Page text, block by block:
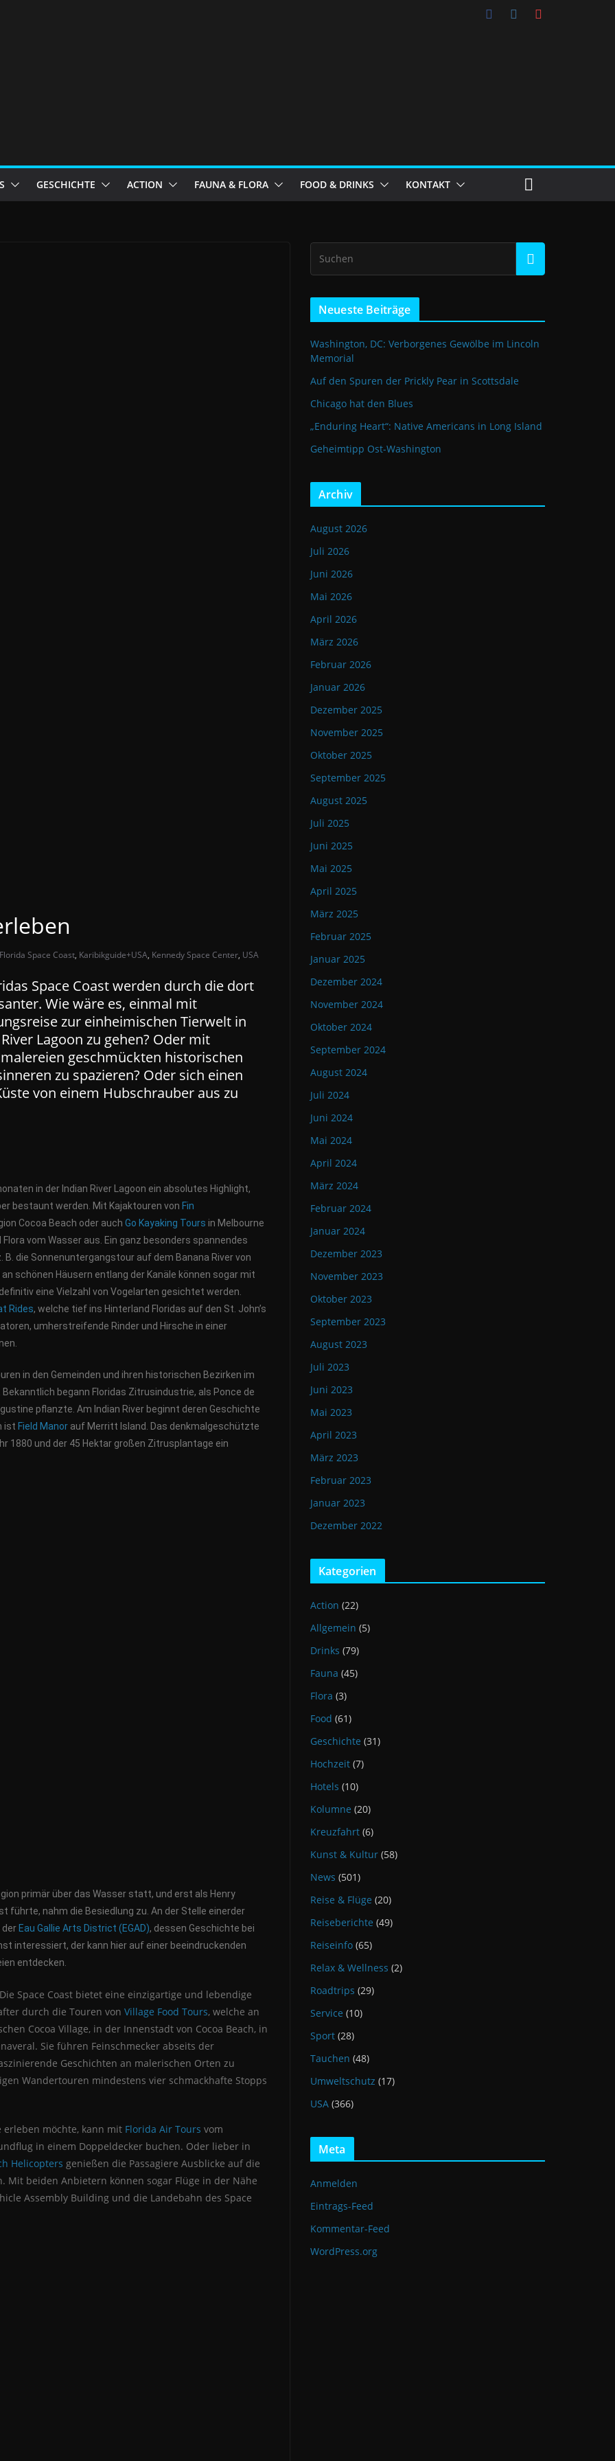
GESCHICHTE ACTION FAUNA & FLORA FOOD & DRINKS KONTAKT
Florida Space Coast, Karibikguide+USA, Kennedy Space Center, USA
Space Coast werden durch die dort
Wie wäre es, einmal mit
zur einheimischen Tierwelt in
Lagoon zu gehen? Oder mit
geschmückten historischen
zu spazieren? Oder sich einen
von einem Hubschrauber aus zu
in der Indian River Lagoon ein absolutes Highlight,
bestaunt werden. Mit Kajaktouren von Fin
Cocoa Beach oder auch Go Kayaking Tours in Melbourne
vom Wasser aus. Ein ganz besonders spannendes
die Sonnenuntergangstour auf dem Banana River von
an schönen Häusern entlang der Kanäle können sogar mit
eine Vielzahl von Vogelarten gesichtet werden.
Rides, welche tief ins Hinterland Floridas auf den St. John’s
umherstreifende Rinder und Hirsche in einer
in den Gemeinden und ihren historischen Bezirken im
begann Floridas Zitrusindustrie, als Ponce de
pflanzte. Am Indian River beginnt deren Geschichte
ist Field Manor auf Merritt Island. Das denkmalgeschützte
1880 und der 45 Hektar großen Zitrusplantage ein
primär über das Wasser statt, und erst als Henry
führte, nahm die Besiedlung zu. An der Stelle einerder
der Eau Gallie Arts District (EGAD), dessen Geschichte bei
interessiert, der kann hier auf einer beeindruckenden
entdecken.
Space Coast bietet eine einzigartige und lebendige
durch die Touren von Village Food Tours, welche an
Cocoa Village, in der Innenstadt von Cocoa Beach, in
Sie führen Feinschmecker abseits der
Geschichten an malerischen Orten zu
Wandertouren mindestens vier schmackhafte Stopps
erleben möchte, kann mit Florida Air Tours vom
in einem Doppeldecker buchen. Oder lieber in
Helicopters genießen die Passagiere Ausblicke auf die
Mit beiden Anbietern können sogar Flüge in der Nähe
Assembly Building und die Landebahn des Space
Neueste Beiträge
Washington, DC: Verborgenes Gewölbe im Lincoln
Memorial
Auf den Spuren der Prickly Pear in Scottsdale
Chicago hat den Blues
„Enduring Heart“: Native Americans in Long Island
Geheimtipp Ost-Washington
Archiv
August 2026
Juli 2026
Juni 2026
Mai 2026
April 2026
März 2026
Februar 2026
Januar 2026
Dezember 2025
November 2025
Oktober 2025
September 2025
August 2025
Juli 2025
Juni 2025
Mai 2025
April 2025
März 2025
Februar 2025
Januar 2025
Dezember 2024
November 2024
Oktober 2024
September 2024
August 2024
Juli 2024
Juni 2024
Mai 2024
April 2024
März 2024
Februar 2024
Januar 2024
Dezember 2023
November 2023
Oktober 2023
September 2023
August 2023
Juli 2023
Juni 2023
Mai 2023
April 2023
März 2023
Februar 2023
Januar 2023
Dezember 2022
Kategorien
Action (22)
Allgemein (5)
Drinks (79)
Fauna (45)
Flora (3)
Food (61)
Geschichte (31)
Hochzeit (7)
Hotels (10)
Kolumne (20)
Kreuzfahrt (6)
Kunst & Kultur (58)
News (501)
Reise & Flüge (20)
Reiseberichte (49)
Reiseinfo (65)
Relax & Wellness (2)
Roadtrips (29)
Service (10)
Sport (28)
Tauchen (48)
Umweltschutz (17)
USA (366)
Meta
Anmelden
Eintrags-Feed
Kommentar-Feed
WordPress.org